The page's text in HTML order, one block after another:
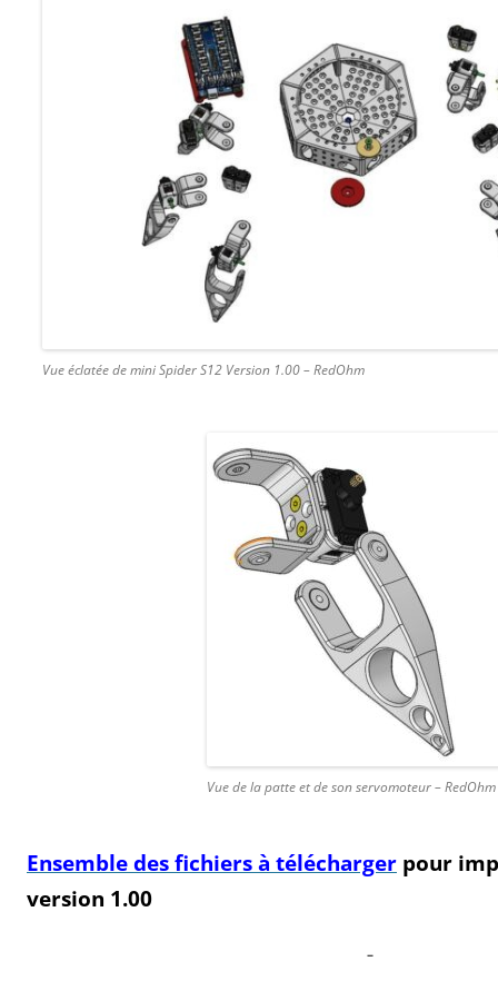
Vue éclatée de mini Spider S12 Version 1.00 – RedOhm
Vue de la patte et de son servomoteur – RedOhm
Ensemble des fichiers à télécharger pour
version 1.00
–